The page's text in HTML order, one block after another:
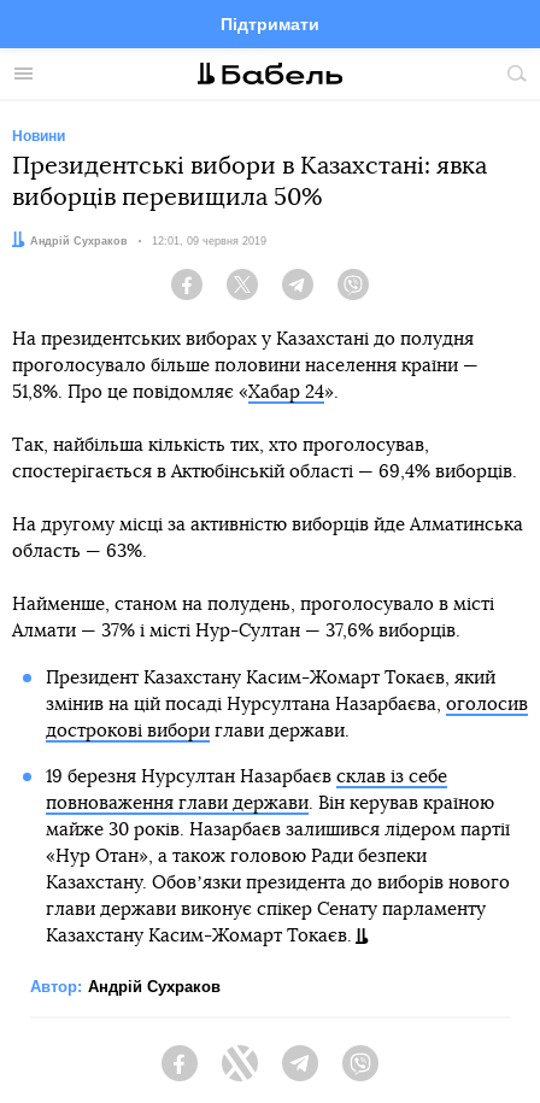
Меню
Підтримати
FacebookTelegramTwitter
Новини
Президентські вибори в Казахстані: явка
виборців перевищила 50%
Автор:
Андрій Сухраков Дата:
12:01, 09 червня 2019
Facebook Twitter Telegram
На президентських виборах у Казахстані до полудня
проголосувало більше половини населення країни —
51,8%. Про це повідомляє «Хабар 24».
Так, найбільша кількість тих, хто проголосував,
спостерігається в Актюбінській області — 69,4% виборців.
На другому місці за активністю виборців йде Алматинська
область — 63%.
Найменше, станом на полудень, проголосувало в місті
Алмати — 37% і місті Нур-Султан — 37,6% виборців.
Президент Казахстану Касим-Жомарт Токаєв, який
змінив на цій посаді Нурсултана Назарбаєва, оголосив
дострокові вибориглави держави.
19 березня Нурсултан Назарбаєв склав із себе
повноваження глави держави. Він керував країною
майже 30 років. Назарбаєв залишився лідером партії
«Нур Отан», а також головою Ради безпеки
Казахстану. Обовʼязки президента до виборів нового
глави держави виконує спікер Сенату парламенту
Казахстану Касим-Жомарт Токаєв.
Автор: Андрій Сухраков
FacebookTwitter Telegram